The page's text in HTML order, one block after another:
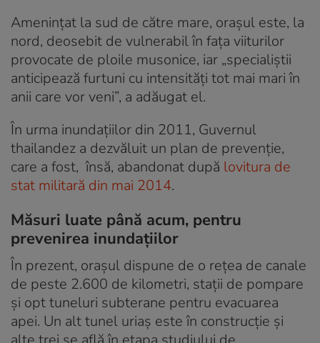
Ameninţat la sud de către mare, oraşul este, la
nord, deosebit de vulnerabil în faţa viiturilor
provocate de ploile musonice, iar „specialiştii
anticipează furtuni cu intensităţi tot mai mari în
anii care vor veni”, a adăugat el.
În urma inundaţiilor din 2011, Guvernul
thailandez a dezvăluit un plan de prevenţie,
care a fost, însă, abandonat după lovitura de
stat militară din mai 2014.
Măsuri luate până acum, pentru
prevenirea inundațiilor
În prezent, orașul dispune de o reţea de canale
de peste 2.600 de kilometri, staţii de pompare
şi opt tuneluri subterane pentru evacuarea
apei. Un alt tunel uriaş este în construcţie şi